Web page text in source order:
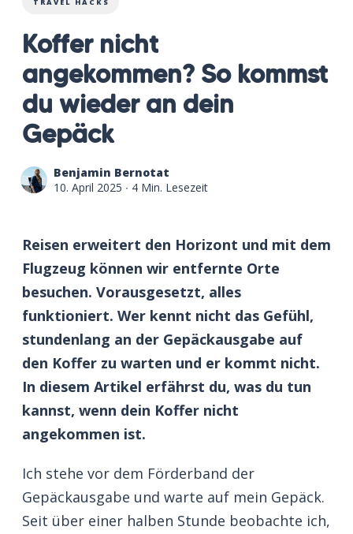
Koffer nicht
angekommen? So kommst
du wieder an dein
Gepäck
Benjamin Bernotat
10. April 2025 ∙ 4 Min. Lesezeit
Reisen erweitert den Horizont und mit dem
Flugzeug können wir entfernte Orte
besuchen. Vorausgesetzt, alles
funktioniert. Wer kennt nicht das Gefühl,
stundenlang an der Gepäckausgabe auf
den Koffer zu warten und er kommt nicht.
In diesem Artikel erfährst du, was du tun
kannst, wenn dein Koffer nicht
angekommen ist.
Ich stehe vor dem Förderband der
Gepäckausgabe und warte auf mein Gepäck.
Seit über einer halben Stunde beobachte ich,